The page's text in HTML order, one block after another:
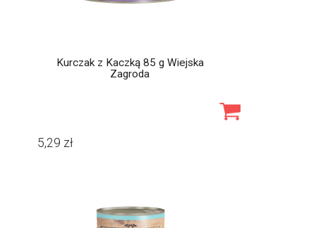
Kurczak z Kaczką 85 g Wiejska
Zagroda
5,29 zł